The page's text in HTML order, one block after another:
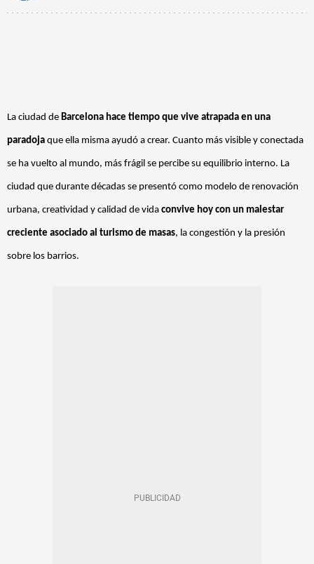
La ciudad de Barcelona hace tiempo que vive atrapada en una
paradoja que ella misma ayudó a crear. Cuanto más visible y conectada
se ha vuelto al mundo, más frágil se percibe su equilibrio interno. La
ciudad que durante décadas se presentó como modelo de renovación
urbana, creatividad y calidad de vida convive hoy con un malestar
creciente asociado al turismo de masas, la congestión y la presión
sobre los barrios.